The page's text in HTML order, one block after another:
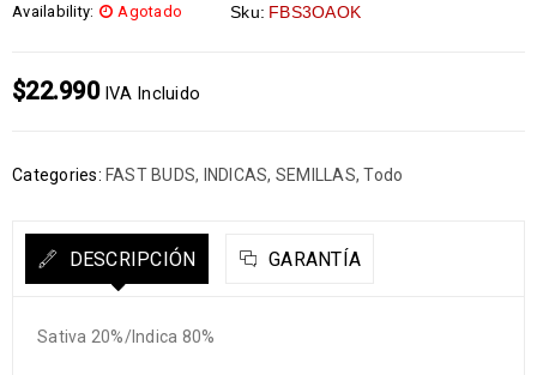
Availability: Agotado Sku: FBS3OAOK
$22.990 IVA Incluido
Categories: FAST BUDS, INDICAS, SEMILLAS,Todo
DESCRIPCIÓN GARANTÍA
Sativa 20%/Indica 80%